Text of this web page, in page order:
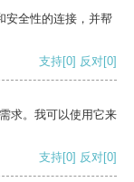
安全性的连接，并帮
支持[0] 反对[0]
求。我可以使用它来
支持[0] 反对[0]